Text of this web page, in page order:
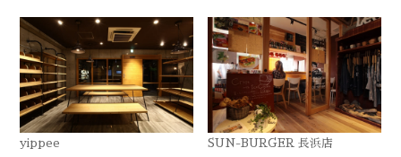
yippee SUN-BURGER 長浜店